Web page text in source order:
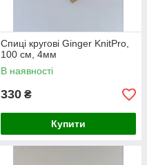
Спиці кругові Ginger KnitPro,
100 см, 4мм
В наявності
330 ₴
Купити